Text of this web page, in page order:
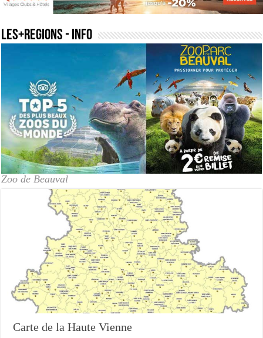
les+regions - Info
Zoo de Beauval
Carte de la Haute Vienne